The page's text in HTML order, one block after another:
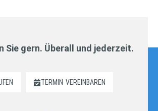
Sie gern. Überall und jederzeit.
TERMIN VEREINBAREN